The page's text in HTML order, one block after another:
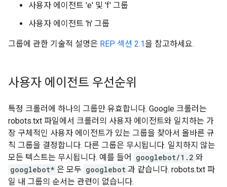
사용자 에이전트 'e' 및 'f' 그룹
사용자 에이전트 'h' 그룹
그룹에 관한 기술적 설명은 REP 섹션 2.1을 참고하세요.
사용자 에이전트 우선순위
특정 크롤러에 하나의 그룹만 유효합니다. Google 크롤러는
robots.txt 파일에서 크롤러의 사용자 에이전트와 일치하는 가
장 구체적인 사용자 에이전트가 있는 그룹을 찾아서 올바른 규
칙 그룹을 결정합니다. 다른 그룹은 무시됩니다. 일치하지 않는
모든 텍스트는 무시됩니다. 예를 들어
googlebot/1.2 와
googlebot* 은 모두 googlebot 과 같습니다. robots.txt 파
일 내 그룹의 순서는 관련이 없습니다.